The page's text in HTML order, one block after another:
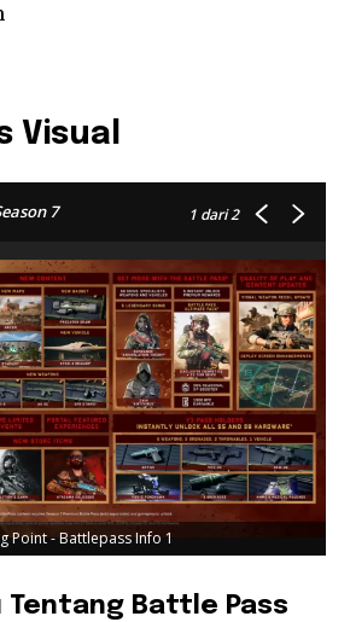
Visual
7 1 dari 2
Point - Battlepass Info 1
Tentang Battle Pass